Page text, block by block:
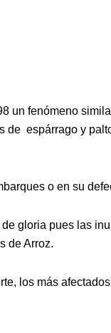
un fenómeno
espárrago y
o en su
gloria pues las
de Arroz.
los más